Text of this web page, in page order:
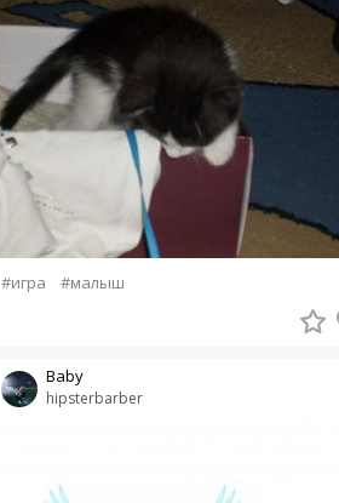
#игра #малыш
hipsterbarber
Baby